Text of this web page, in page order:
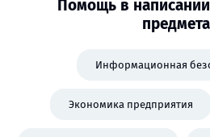
Помощь в
Информационная
Экономика предприятия